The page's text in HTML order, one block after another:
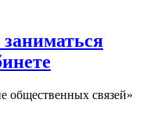
связей»